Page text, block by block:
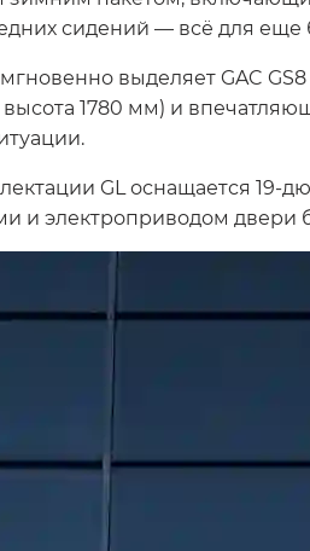
сидений — всё для
выделяет GAC
1780 мм) и
GL оснащается
и электроприводом двери